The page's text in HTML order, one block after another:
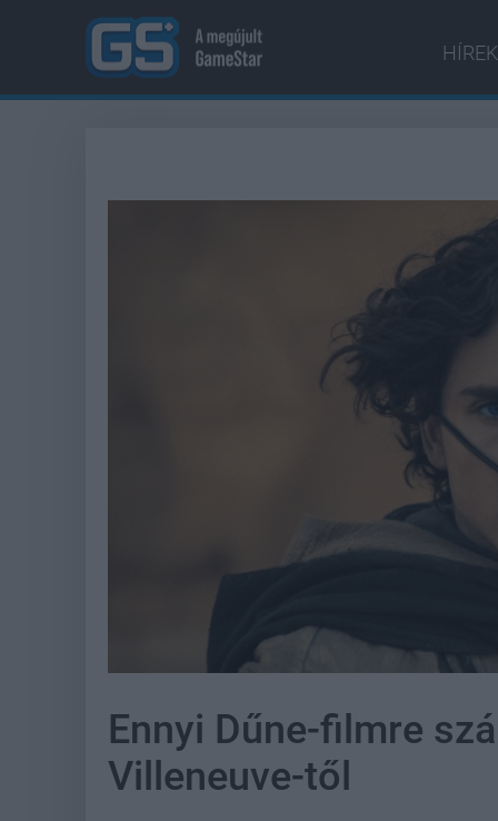
HÍREK
Ennyi Dűne-filmre
Villeneuve-től